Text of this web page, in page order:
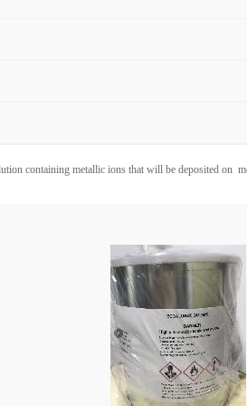
containing metallic ions that will be deposited on